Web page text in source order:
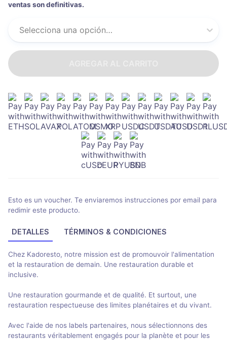
ventas son definitivas.
Selecciona una opción…
Esto es un voucher. Te enviaremos instrucciones por email para
redimir este producto.
DETALLES TÉRMINOS & CONDICIONES
Chez Kadoresto, notre mission est de promouvoir l'alimentation
et la restauration de demain. Une restauration durable et
inclusive.
Une restauration gourmande et de qualité. Et surtout, une
restauration respectueuse des limites planétaires et du vivant.
Avec l'aide de nos labels partenaires, nous sélectionnons des
restaurants véritablement engagés pour la planète et pour les